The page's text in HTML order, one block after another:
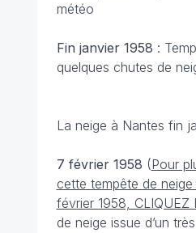
météo
Fin janvier 1958 :
quelques chutes de
La neige à Nantes fin
7 février 1958 (Pour
cette tempête de
février 1958, CLIQUEZ
de neige issue d’un